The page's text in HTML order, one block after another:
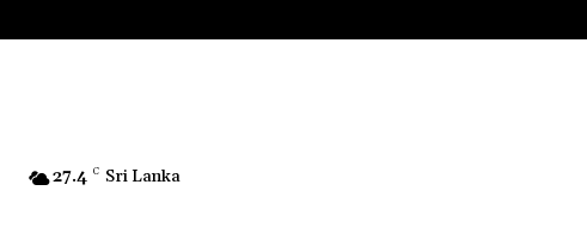
27.4 C Sri Lanka